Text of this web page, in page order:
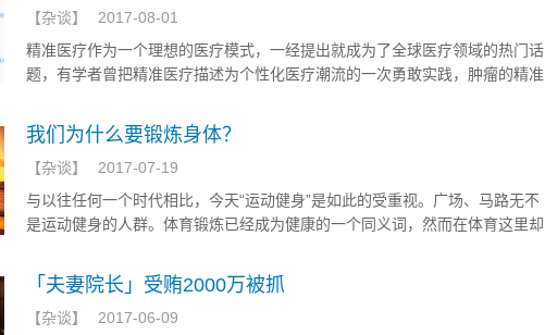
【杂谈】
2017-08-01
精准医疗作为一个理想的医疗模式，一经提出就成为了全球医疗领域的热门话
题，有学者曾把精准医疗描述为个性化医疗潮流的一次勇敢实践，肿瘤的精准
却各有各的思考，日前，转化医学网受邀参加了“2017年临床肿瘤学新进展学
术研讨会——Best of ASCO® 2017 China”上的臻和科技卫星会，会后有幸邀
请到中山大学附属肿瘤医院蔡修宇教授、臻和科技创始人兼CEO杜波及臻和科
技首席技术官王海波接受我们的访谈。
我们为什么要锻炼身体？
【杂谈】
2017-07-19
与以往任何一个时代相比，今天“运动健身”是如此的受重视。广场、马路无不
是运动健身的人群。体育锻炼已经成为健康的一个同义词，然而在体育这里却
「夫妻院长」受贿2000万被抓
【杂谈】
2017-06-09